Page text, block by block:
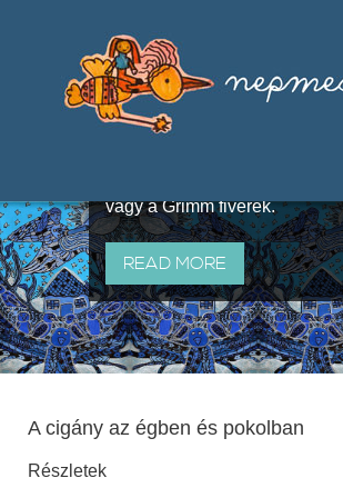
útján terjedő elbeszélésekből,
melyeket olyan ismert gyűjtők
állítottak össze, mint Benedek
vagy a Grimm fivérek.
READ MORE
A cigány az égben és pokolban
Részletek